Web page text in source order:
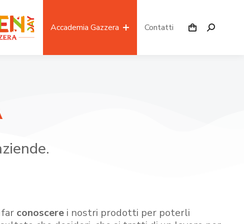
Accademia Gazzera Contatti
far conoscerei nostri prodotti per poterli